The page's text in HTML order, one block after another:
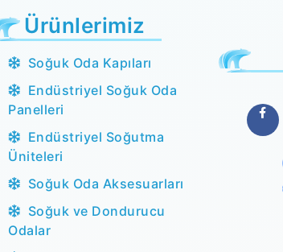
Ürünlerimiz
Soğuk Oda Kapıları
Endüstriyel Soğuk Oda
Panelleri
Endüstriyel Soğutma
Üniteleri
Soğuk Oda Aksesuarları
Soğuk ve Dondurucu
Odalar